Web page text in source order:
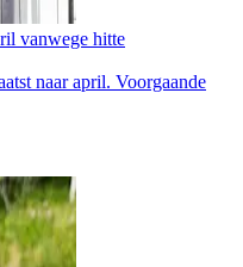
vanwege hitte
naar april. Voorgaande